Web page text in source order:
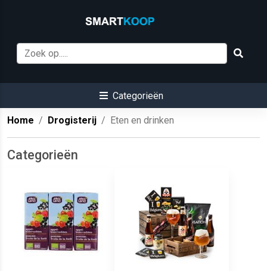
Categorieën
Home Drogisterij Eten en drinken
Categorieën